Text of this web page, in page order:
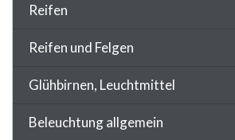
Reifen
Reifen und Felgen
Glühbirnen, Leuchtmittel
Beleuchtung allgemein